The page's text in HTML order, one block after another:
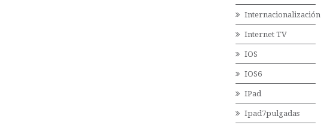
Internacionalización
Internet TV
IOS
IOS6
IPad
Ipad7pulgadas